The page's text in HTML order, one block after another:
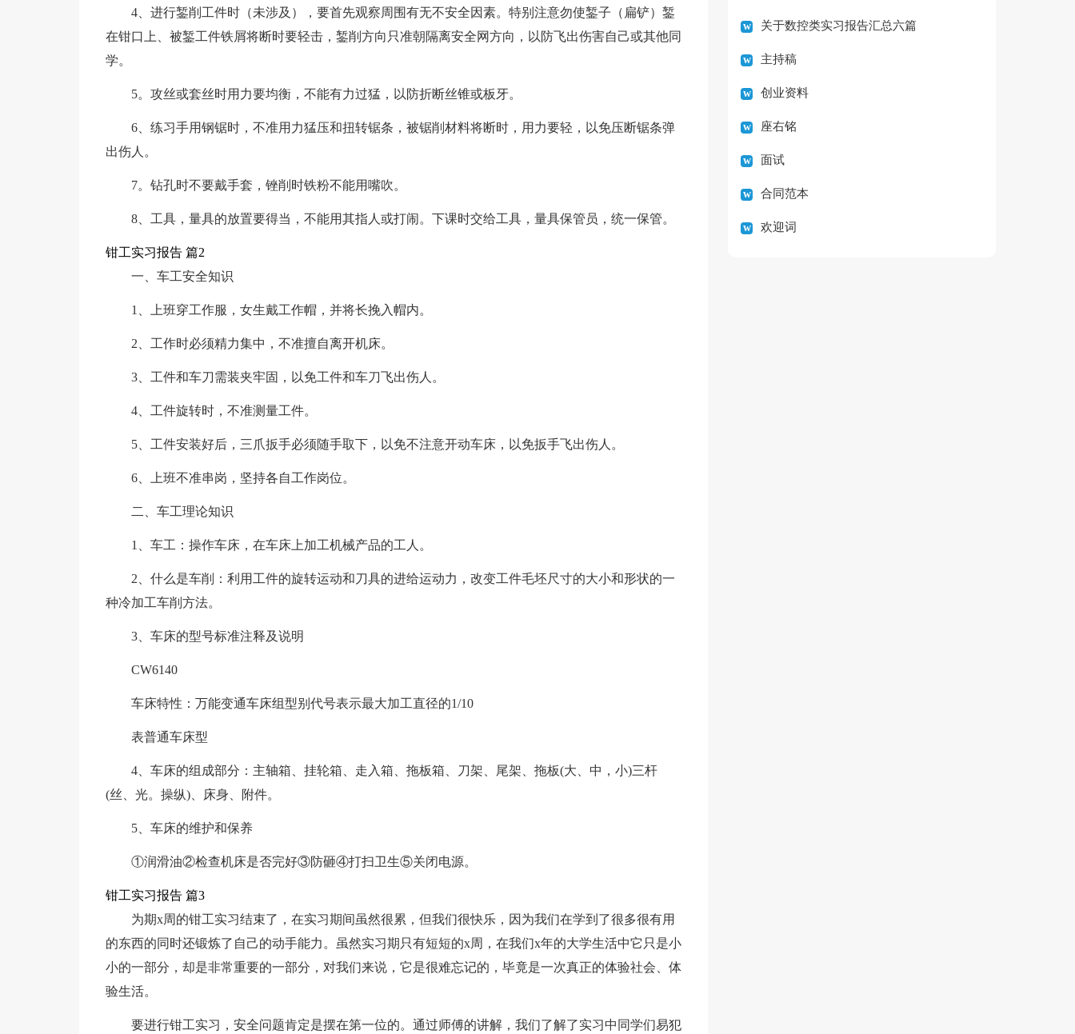
4、进行錾削工件时（未涉及），要首先观察周围有无不安全因素。特别注意勿使錾子（扁铲）錾
在钳口上、被錾工件铁屑将断时要轻击，錾削方向只准朝隔离安全网方向，以防飞出伤害自己或其他同
学。
5。攻丝或套丝时用力要均衡，不能有力过猛，以防折断丝锥或板牙。
6、练习手用钢锯时，不准用力猛压和扭转锯条，被锯削材料将断时，用力要轻，以免压断锯条弹
出伤人。
7。钻孔时不要戴手套，锉削时铁粉不能用嘴吹。
8、工具，量具的放置要得当，不能用其指人或打闹。下课时交给工具，量具保管员，统一保管。
钳工实习报告 篇2
一、车工安全知识
1、上班穿工作服，女生戴工作帽，并将长挽入帽内。
2、工作时必须精力集中，不准擅自离开机床。
3、工件和车刀需装夹牢固，以免工件和车刀飞出伤人。
4、工件旋转时，不准测量工件。
5、工件安装好后，三爪扳手必须随手取下，以免不注意开动车床，以免扳手飞出伤人。
6、上班不准串岗，坚持各自工作岗位。
二、车工理论知识
1、车工：操作车床，在车床上加工机械产品的工人。
2、什么是车削：利用工件的旋转运动和刀具的进给运动力，改变工件毛坯尺寸的大小和形状的一
种冷加工车削方法。
3、车床的型号标准注释及说明
CW6140
车床特性：万能变通车床组型别代号表示最大加工直径的1/10
表普通车床型
4、车床的组成部分：主轴箱、挂轮箱、走入箱、拖板箱、刀架、尾架、拖板(大、中，小)三杆
(丝、光。操纵)、床身、附件。
5、车床的维护和保养
①润滑油②检查机床是否完好③防砸④打扫卫生⑤关闭电源。
钳工实习报告 篇3
为期x周的钳工实习结束了，在实习期间虽然很累，但我们很快乐，因为我们在学到了很多很有用
的东西的同时还锻炼了自己的动手能力。虽然实习期只有短短的x周，在我们x年的大学生活中它只是小
小的一部分，却是非常重要的一部分，对我们来说，它是很难忘记的，毕竟是一次真正的体验社会、体
验生活。
要进行钳工实习，安全问题肯定是摆在第一位的。通过师傅的讲解，我们了解了实习中同学们易犯
关于数控类实习报告汇总六篇
主持稿
创业资料
座右铭
面试
合同范本
欢迎词